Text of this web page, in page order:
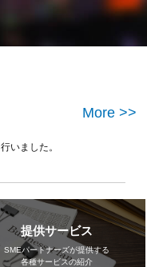
More >>
いました。
提供サービス
SMEパートナーズが提供する
各種サービスの紹介